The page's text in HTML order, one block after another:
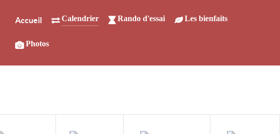
Accueil Calendrier Rando d'essai Les bienfaits
Photos